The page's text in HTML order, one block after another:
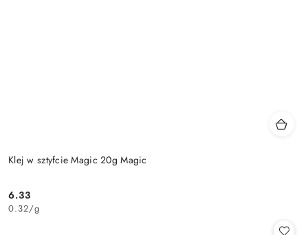
Klej w sztyfcie Magic 20g Magic
Cena:
6.33
0.32/g